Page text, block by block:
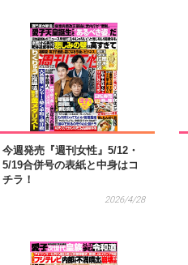
今週発売『週刊女性』5/12・
5/19合併号の表紙と中身はコ
チラ！
2026/4/28